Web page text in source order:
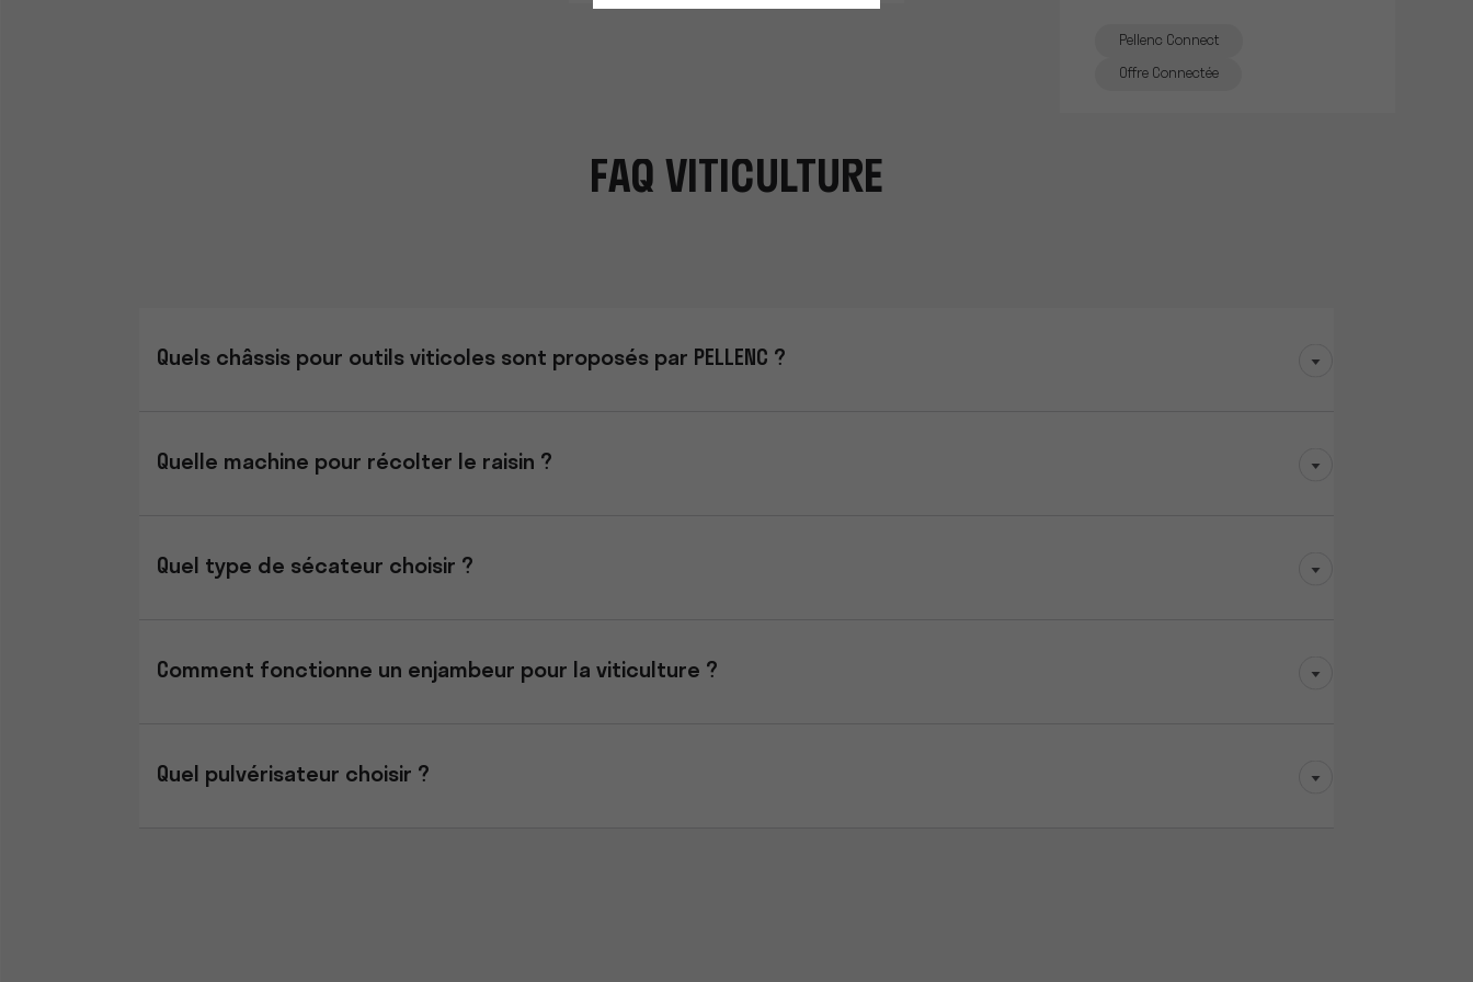
Pellenc Connect
Offre Connectée
FAQ VITICULTURE
Quels châssis pour outils viticoles sont proposés par PELLENC ?
Quelle machine pour récolter le raisin ?
Quel type de sécateur choisir ?
Comment fonctionne un enjambeur pour la viticulture ?
Quel pulvérisateur choisir ?